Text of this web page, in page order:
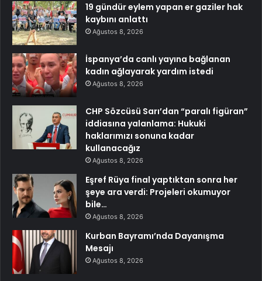
19 gündür eylem yapan er gaziler hak
kaybını anlattı
Ağustos 8, 2026
İspanya’da canlı yayına bağlanan
kadın ağlayarak yardım istedi
Ağustos 8, 2026
CHP Sözcüsü Sarı’dan “paralı figüran”
iddiasına yalanlama: Hukuki
haklarımızı sonuna kadar
kullanacağız
Ağustos 8, 2026
Eşref Rüya final yaptıktan sonra her
şeye ara verdi: Projeleri okumuyor
bile…
Ağustos 8, 2026
Kurban Bayramı’nda Dayanışma
Mesajı
Ağustos 8, 2026